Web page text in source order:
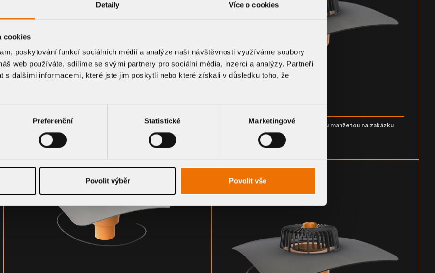
Detaily Více o cookies
cookies
poskytování funkcí sociálních médií a analýze naší návštěvnosti využíváme soubory
web používáte, sdílíme se svými partnery pro sociální média, inzerci a analýzy. Partneři
s dalšími informacemi, které jste jim poskytli nebo které získali v důsledku toho, že
Preferenční Statistické Marketingové
Povolit výběr Povolit vše
TW - S PVC
DETAIL KOMPONENTU
Svislá střešní vpust s integrovanou manžetou na zakázku
DETAIL KOMPONENTU